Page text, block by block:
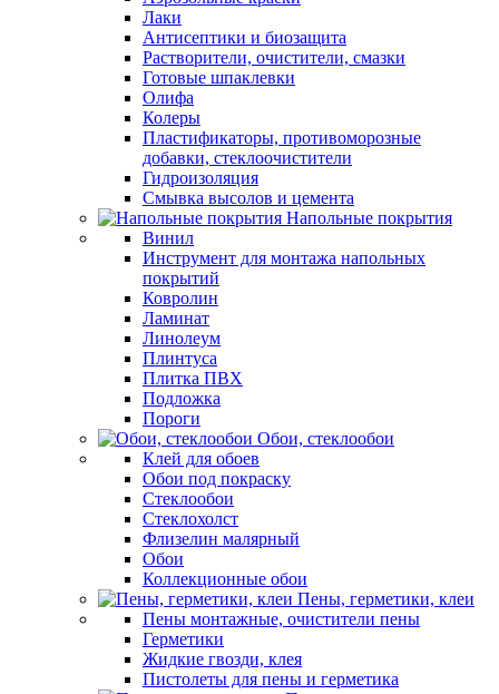
Лаки
Антисептики и биозащита
Растворители, очистители, смазки
Готовые шпаклевки
Олифа
Колеры
Пластификаторы, противоморозные
добавки, стеклоочистители
Гидроизоляция
Смывка высолов и цемента
Напольные покрытия
Винил
Инструмент для монтажа напольных
покрытий
Ковролин
Ламинат
Линолеум
Плинтуса
Плитка ПВХ
Подложка
Пороги
Обои, стеклообои
Клей для обоев
Обои под покраску
Стеклообои
Стеклохолст
Флизелин малярный
Обои
Коллекционные обои
Пены, герметики, клеи
Пены монтажные, очистители пены
Герметики
Жидкие гвозди, клея
Пистолеты для пены и герметика